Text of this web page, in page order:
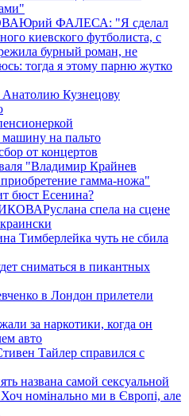
Юрий ФАЛЕСА: "Я сделал
киевского футболиста, с
бурный роман, не
тогда я этому парню жутко
Анатолию Кузнецову
на пальто
от концертов
"Владимир Крайнев
гамма-ножа"
бюст Есенина?
Руслана спела на сцене
Тимберлейка чуть не сбила
сниматься в пикантных
в Лондон прилетели
за наркотики, когда он
авто
Тайлер справился с
названа самой сексуальной
номiнально ми в Європi, але